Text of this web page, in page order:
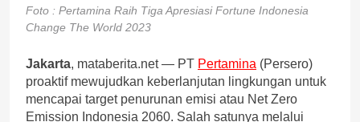
Foto : Pertamina Raih Tiga Apresiasi Fortune Indonesia
Change The World 2023
Jakarta, mataberita.net — PT Pertamina (Persero)
proaktif mewujudkan keberlanjutan lingkungan untuk
mencapai target penurunan emisi atau Net Zero
Emission Indonesia 2060. Salah satunya melalui